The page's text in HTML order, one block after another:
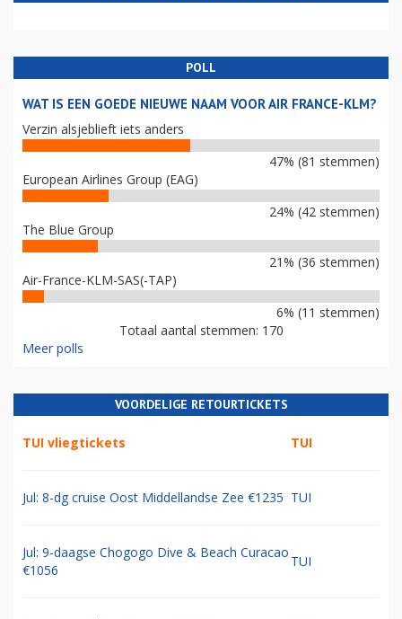
POLL
WAT IS EEN GOEDE NIEUWE NAAM VOOR AIR FRANCE-KLM?
Verzin alsjeblieft iets anders
47% (81 stemmen)
European Airlines Group (EAG)
24% (42 stemmen)
The Blue Group
21% (36 stemmen)
Air-France-KLM-SAS(-TAP)
6% (11 stemmen)
Totaal aantal stemmen: 170
Meer polls
VOORDELIGE RETOURTICKETS
TUI vliegtickets TUI
Jul: 8-dg cruise Oost Middellandse Zee €1235 TUI
Jul: 9-daagse Chogogo Dive & Beach Curacao
€1056
TUI